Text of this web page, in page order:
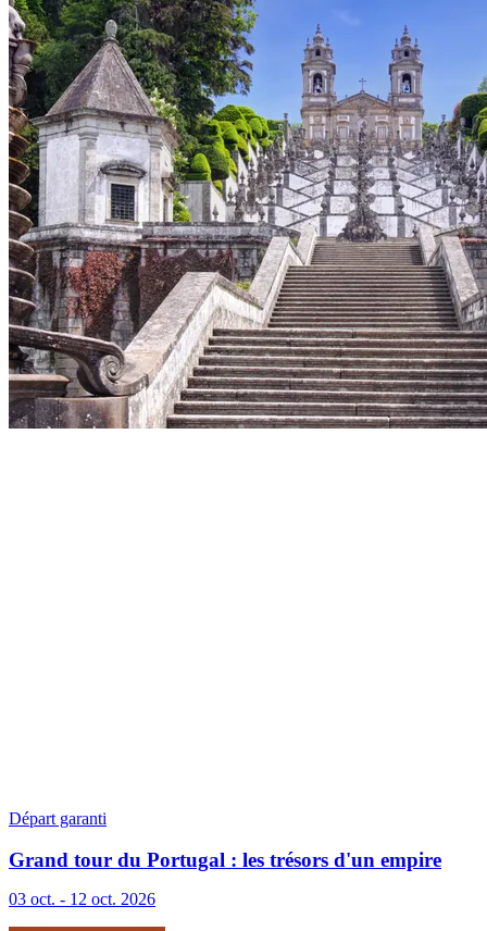
Départ garanti
Grand tour du Portugal : les trésors d'un empire
03 oct. - 12 oct. 2026